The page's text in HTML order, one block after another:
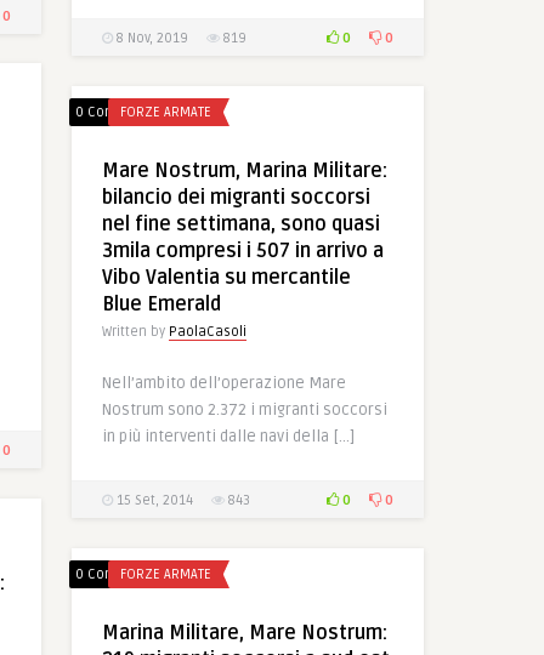
0
8 Nov, 2019 819 0 0
0
0 CommentsFORZE ARMATE
Mare Nostrum, Marina Militare:
bilancio dei migranti soccorsi
nel fine settimana, sono quasi
3mila compresi i 507 in arrivo a
Vibo Valentia su mercantile
Blue Emerald
Written by PaolaCasoli
Nell’ambito dell’operazione Mare
Nostrum sono 2.372 i migranti soccorsi
in più interventi dalle navi della […]
15 Set, 2014 843 0 0
0 CommentsFORZE ARMATE
Marina Militare, Mare Nostrum: